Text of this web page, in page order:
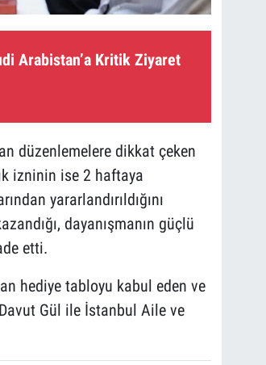
Arabistan’a Kritik Ziyaret
düzenlemelere dikkat çeken
izninin ise 2 haftaya
yararlandırıldığını
dayanışmanın güçlü
etti.
hediye tabloyu kabul eden ve
Gül ile İstanbul Aile ve